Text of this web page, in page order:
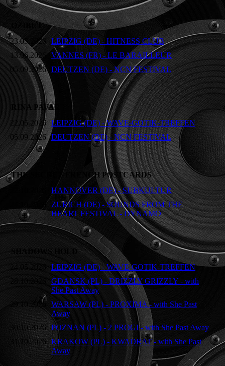
OZIBUT
23.05.2026
LEIPZIG (DE) - HITNESS CLUB
13.06.2026
VANNES (FR) - LE BARAILLEUR
05.09.2026 DEUTZEN (DE) - NCN FESTIVAL
RINA PAVAR
22.05.2026 LEIPZIG (DE) - WAVE-GOTIK-TREFFEN
05.09.2026 DEUTZEN (DE) - NCN FESTIVAL
THE SECRET FRENCH POSTCARDS
HANNOVER (DE) - SUBKULTUR
ZURICH (DE) - SOUNDS FROM THE
HEART FESTIVAL - DYNAMO
SHADOWS HOLD
24.05.2026
LEIPZIG (DE) - WAVE-GOTIK-TREFFEN
28.10.2026
GDANSK (PL) - DRIZZLY GRIZZLY - with
She Past Away
29.10.2026 WARSAW (PL) - PROXIMA - with She Past
Away
30.10.2026 POZNAN (PL) - 2 PROGI - with She Past Away
31.10.2026 KRAKOW (PL) - KWADRAT - with She Past
Away